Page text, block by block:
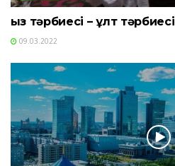
Қыз тәрбиесі – ұлт тәрбиесі
09.03.2022